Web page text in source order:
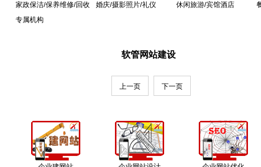
家政保洁/保养维修/回收 婚庆/摄影照片/礼仪 休闲旅游/宾馆酒店
专属机构
软管网站建设
上一页 下一页